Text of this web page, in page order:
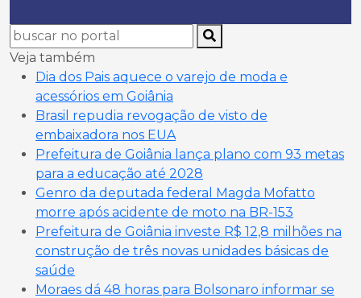
Veja também
Dia dos Pais aquece o varejo de moda e
acessórios em Goiânia
Brasil repudia revogação de visto de
embaixadora nos EUA
Prefeitura de Goiânia lança plano com 93 metas
para a educação até 2028
Genro da deputada federal Magda Mofatto
morre após acidente de moto na BR-153
Prefeitura de Goiânia investe R$ 12,8 milhões na
construção de três novas unidades básicas de
saúde
Moraes dá 48 horas para Bolsonaro informar se